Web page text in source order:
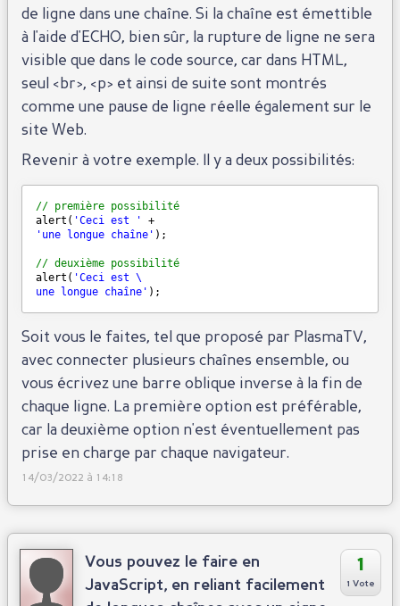
de ligne dans une chaîne. Si la chaîne est émettible
à l'aide d'ECHO, bien sûr, la rupture de ligne ne sera
visible que dans le code source, car dans HTML,
seul <br>, <p> et ainsi de suite sont montrés
comme une pause de ligne réelle également sur le
site Web.
Revenir à votre exemple. Il y a deux possibilités:
// première possibilité
alert( 'Ceci est '
+
'une longue chaîne' );
// deuxième possibilité
alert( 'Ceci est \
une longue chaîne' );
Soit vous le faites, tel que proposé par PlasmaTV,
avec connecter plusieurs chaînes ensemble, ou
vous écrivez une barre oblique inverse à la fin de
chaque ligne. La première option est préférable,
car la deuxième option n'est éventuellement pas
prise en charge par chaque navigateur.
14/03/2022 à 14:18
1
1 Vote
Vous pouvez le faire en
JavaScript, en reliant facilement